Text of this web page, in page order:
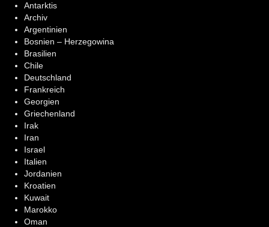
Antarktis
Archiv
Argentinien
Bosnien – Herzegowina
Brasilien
Chile
Deutschland
Frankreich
Georgien
Griechenland
Irak
Iran
Israel
Italien
Jordanien
Kroatien
Kuwait
Marokko
Oman